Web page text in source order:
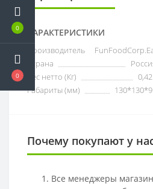
0
0
ХАРАКТЕРИСТИКИ
Производитель
Страна
Вес нетто (Кг)
Габариты (мм)
Почему покупают у
Все менеджеры